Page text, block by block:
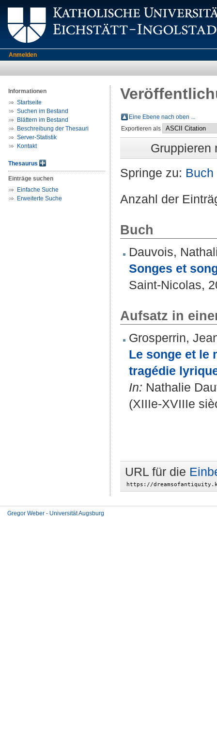
Anmelden
Informationen
Startseite
Suchen im Bestand
Blättern im Bestand
Beschreibung der Thesauri
Server-Statistik
Kontakt
Thesaurus
Einträge suchen
Einfache Suche
Erweiterte Suche
Eine Ebene nach oben ...
Exportieren als
Gruppieren
Springe zu: Buch
Anzahl der
Buch
Dauvois,
Songes et
Saint-Nicolas,
Aufsatz in
Grosperrin,
Le songe et le
tragédie
In: Nathalie
(XIIIe-XVIIIe
URL für die
Gregor Weber - Universität Augsburg